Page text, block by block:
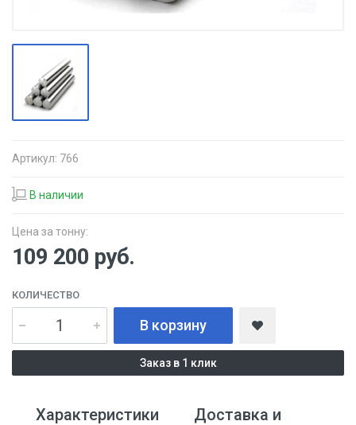
Артикул: 766
В наличии
Цена за тонну:
109 200 руб.
КОЛИЧЕСТВО
В корзину
Заказ в 1 клик
Характеристики
Доставка и